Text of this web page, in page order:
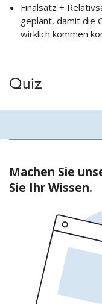
Finalsatz +
geplant, damit die
wirklich kommen
Quiz